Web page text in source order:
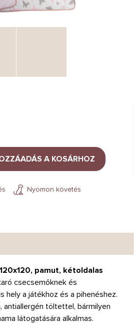
A KOSÁRHOZ
Nyomon követés
pamut, kétoldalas
csecsemőknek és
hely a játékhoz és a pihenéshez.
antiallergén töltettel, bármilyen
látogatására alkalmas.